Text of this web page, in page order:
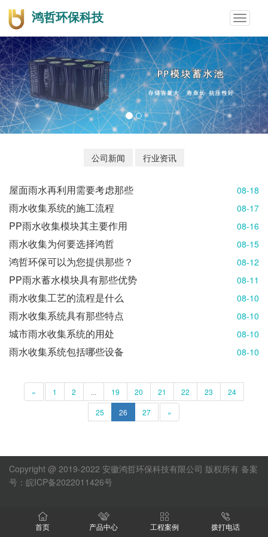
鸿哲环保科技
Toggle
公司新闻 行业资讯
屋面雨水再利用需要考虑那些 08-18
雨水收集系统的施工流程 08-17
PP雨水收集模块其主要作用 08-16
雨水收集为何要选择鸿哲 08-15
鸿哲环保可以为您提供那些？ 08-12
PP雨水蓄水模块具有那些优势 08-11
雨水收集工艺的流程是什么 08-10
雨水收集系统具有那些特点 08-10
城市雨水收集系统的用处 08-10
雨水收集系统包括哪些设备 08-10
« 1 2 ... 19 20 21 22 23
24
25
26 27 »
Copyright @ 2019-2022 安徽鸿哲环保科技有限公司 版权所有 备案
号：皖ICP备2022011426号
首页 产品中心 工程案例 拨打电话